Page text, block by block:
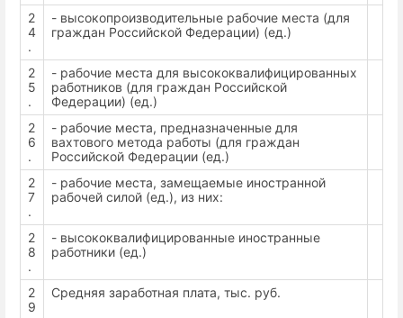
2
4
.
- высокопроизводительные рабочие места (для
граждан Российской Федерации) (ед.)
2
5
.
- рабочие места для высококвалифицированных
работников (для граждан Российской
Федерации) (ед.)
2
6
.
- рабочие места, предназначенные для
вахтового метода работы (для граждан
Российской Федерации (ед.)
2
7
.
- рабочие места, замещаемые иностранной
рабочей силой (ед.), из них:
2
8
.
- высококвалифицированные иностранные
работники (ед.)
2
9
Средняя заработная плата, тыс. руб.